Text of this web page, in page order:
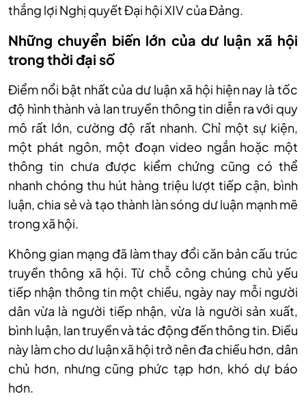
thắng lợi Nghị quyết Đại hội XIV của Đảng.
Những chuyển biến lớn của dư luận xã hội
trong thời đại số
Điểm nổi bật nhất của dư luận xã hội hiện nay là tốc
độ hình thành và lan truyền thông tin diễn ra với quy
mô rất lớn, cường độ rất nhanh. Chỉ một sự kiện,
một phát ngôn, một đoạn video ngắn hoặc một
thông tin chưa được kiểm chứng cũng có thể
nhanh chóng thu hút hàng triệu lượt tiếp cận, bình
luận, chia sẻ và tạo thành làn sóng dư luận mạnh mẽ
trong xã hội.
Không gian mạng đã làm thay đổi căn bản cấu trúc
truyền thông xã hội. Từ chỗ công chúng chủ yếu
tiếp nhận thông tin một chiều, ngày nay mỗi người
dân vừa là người tiếp nhận, vừa là người sản xuất,
bình luận, lan truyền và tác động đến thông tin. Điều
này làm cho dư luận xã hội trở nên đa chiều hơn, dân
chủ hơn, nhưng cũng phức tạp hơn, khó dự báo
hơn.